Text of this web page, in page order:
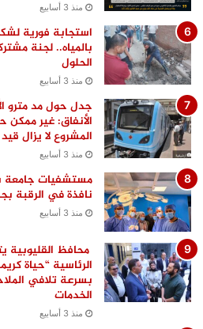
منذ 3 أسابيع
استجابة فورية
بالمياه.. لجنة
الحلول
منذ 3 أسابيع
جدل حول مد مترو
الأنفاق: غير ممكن
المشروع لا يزال
منذ 3 أسابيع
مستشفيات جامعة
نافذة في الرقبة
منذ 3 أسابيع
محافظ القليوبية
الرئاسية “حياة
بسرعة تلافي
الخدمات
منذ 3 أسابيع